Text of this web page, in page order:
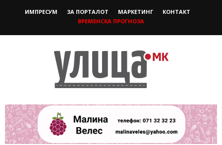
ИМПРЕСУМ ЗА ПОРТАЛОТ МАРКЕТИНГ
КОНТАКТ
ВРЕМЕНСКА ПРОГНОЗА